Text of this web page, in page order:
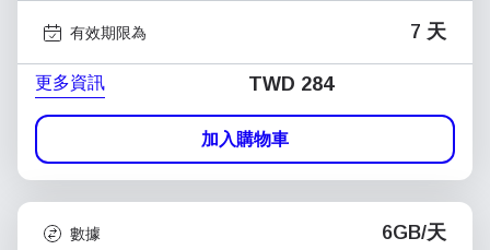
有效期限為 7 天
更多資訊 TWD 284
加入購物車
數據 6GB/天